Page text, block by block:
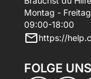
Montag -
09:00-18:00
https://
FOLGE UNS